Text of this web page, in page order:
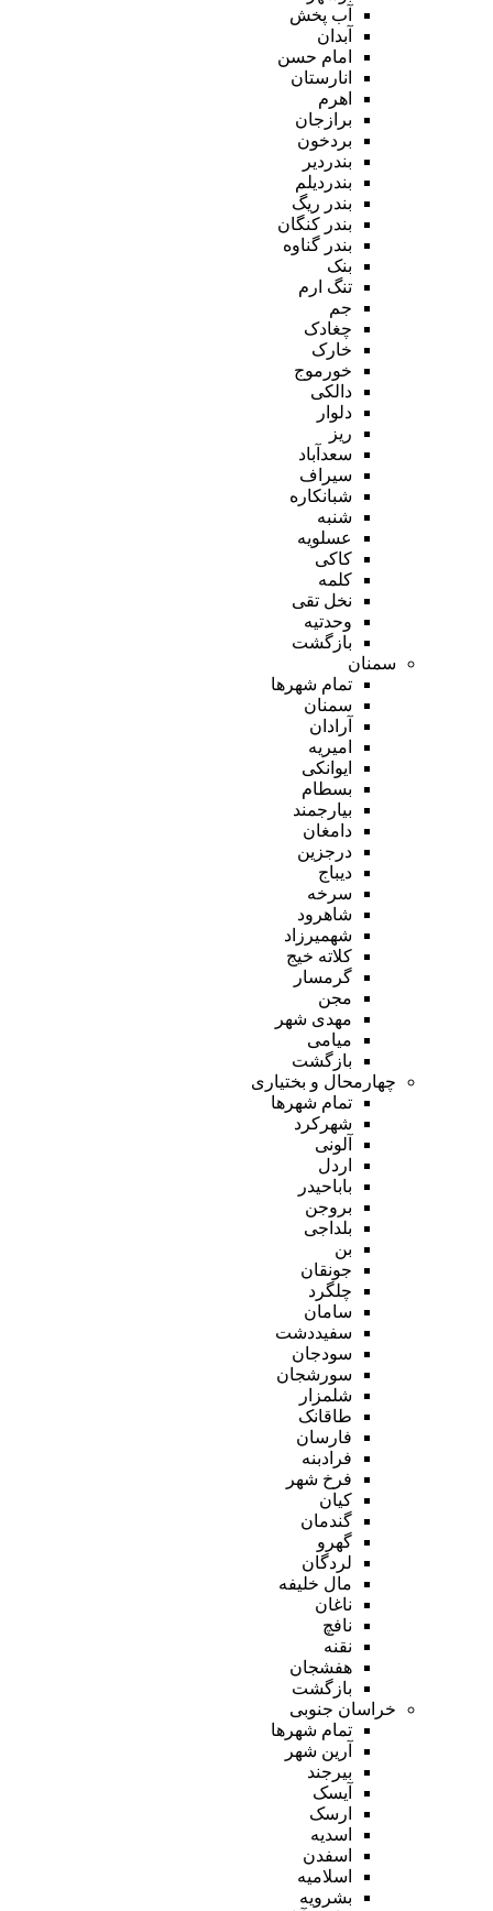
آب پخش
آبدان
امام حسن
انارستان
اهرم
برازجان
بردخون
بندردیر
بندردیلم
بندر ریگ
بندر کنگان
بندر گناوه
بنک
تنگ ارم
جم
چغادک
خارک
خورموج
دالکی
دلوار
ریز
سعدآباد
سیراف
شبانکاره
شنبه
عسلویه
کاکی
کلمه
نخل تقی
وحدتیه
بازگشت
سمنان
تمام شهر‌ها
سمنان
آرادان
امیریه
ایوانکی
بسطام
بیارجمند
دامغان
درجزین
دیباج
سرخه
شاهرود
شهمیرزاد
کلاته خیج
گرمسار
مجن
مهدی شهر
میامی
بازگشت
چهارمحال و بختیاری
تمام شهر‌ها
شهرکرد
آلونی
اردل
باباحیدر
بروجن
بلداجی
بن
جونقان
چلگرد
سامان
سفیددشت
سودجان
سورشجان
شلمزار
طاقانک
فارسان
فرادبنه
فرخ شهر
کیان
گندمان
گهرو
لردگان
مال خلیفه
ناغان
نافچ
نقنه
هفشجان
بازگشت
خراسان جنوبی
تمام شهر‌ها
آرین شهر
بیرجند
آیسک
ارسک
اسدیه
اسفدن
اسلامیه
بشرویه